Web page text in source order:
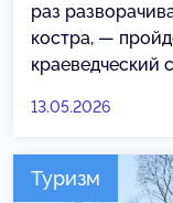
раз
костра, —
краеведческий
13.05.2026
Туризм